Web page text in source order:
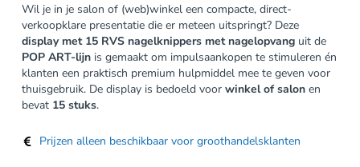
Wil je in je salon of (web)winkel een compacte, direct-
verkoopklare presentatie die er meteen uitspringt? Deze
display met 15 RVS nagelknippers met nagelopvanguit de
POP ART-lijnis gemaakt om impulsaankopen te stimuleren én
klanten een praktisch premium hulpmiddel mee te geven voor
thuisgebruik. De display is bedoeld voor winkel of salonen
bevat 15 stuks.
Prijzen alleen beschikbaar voor groothandelsklanten